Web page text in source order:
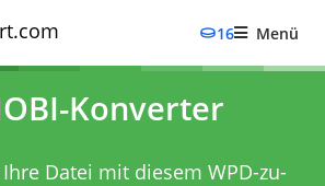
16 Menü
Konverter
Datei mit diesem WPD-zu-